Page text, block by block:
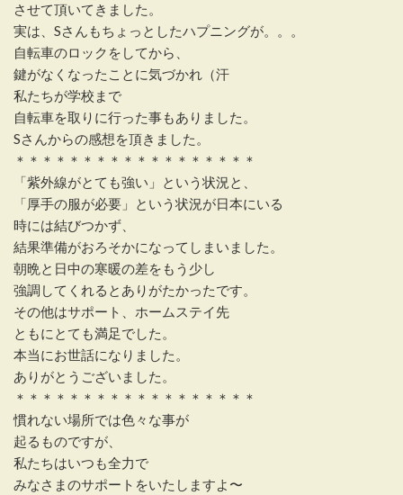
させて頂いてきました。
実は、Sさんもちょっとしたハプニングが。。。
自転車のロックをしてから、
鍵がなくなったことに気づかれ（汗
私たちが学校まで
自転車を取りに行った事もありました。
Sさんからの感想を頂きました。
＊＊＊＊＊＊＊＊＊＊＊＊＊＊＊＊＊＊
「紫外線がとても強い」という状況と、
「厚手の服が必要」という状況が日本にいる
時には結びつかず、
結果準備がおろそかになってしまいました。
朝晩と日中の寒暖の差をもう少し
強調してくれるとありがたかったです。
その他はサポート、ホームステイ先
ともにとても満足でした。
本当にお世話になりました。
ありがとうございました。
＊＊＊＊＊＊＊＊＊＊＊＊＊＊＊＊＊＊
慣れない場所では色々な事が
起るものですが、
私たちはいつも全力で
みなさまのサポートをいたしますよ〜